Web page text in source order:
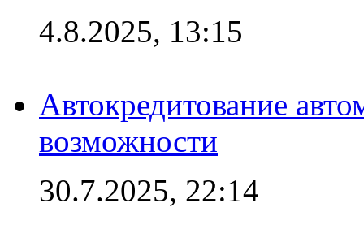
4.8.2025, 13:15
Автокредитование
возможности
30.7.2025, 22:14